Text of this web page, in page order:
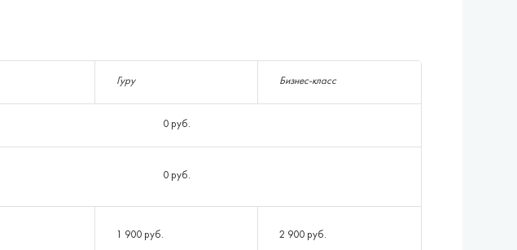
Гуру Бизнес-класс
0 руб.
0 руб.
1 900 руб. 2 900 руб.